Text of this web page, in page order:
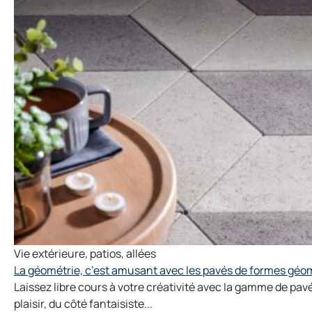
Vie extérieure, patios,allées
La géométrie, c’est amusant avec les pavés de formes
Laissez libre cours à votre créativité avec la gamme de
plaisir, du côté fantaisiste...